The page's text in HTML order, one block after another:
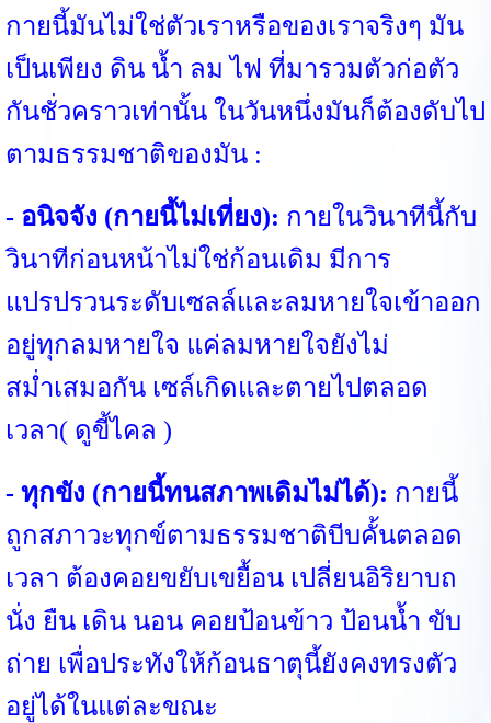
กายนี้มันไม่ใช่ตัวเราหรือของเราจริงๆ มัน
เป็นเพียง ดิน น้ำ ลม ไฟ ที่มารวมตัวก่อตัว
กันชั่วคราวเท่านั้น ในวันหนึ่งมันก็ต้องดับไป
ตามธรรมชาติของมัน :
- อนิจจัง (กายนี้ไม่เที่ยง): กายในวินาทีนี้กับ
วินาทีก่อนหน้าไม่ใช่ก้อนเดิม มีการ
แปรปรวนระดับเซลล์และลมหายใจเข้าออก
อยู่ทุกลมหายใจ แค่ลมหายใจยังไม่
สม่ำเสมอกัน เซล์เกิดและตายไปตลอด
เวลา( ดูขี้ไคล )
- ทุกขัง (กายนี้ทนสภาพเดิมไม่ได้): กายนี้
ถูกสภาวะทุกข์ตามธรรมชาติบีบคั้นตลอด
เวลา ต้องคอยขยับเขยื้อน เปลี่ยนอิริยาบถ
นั่ง ยืน เดิน นอน คอยป้อนข้าว ป้อนน้ำ ขับ
ถ่าย เพื่อประทังให้ก้อนธาตุนี้ยังคงทรงตัว
อยู่ได้ในแต่ละขณะ